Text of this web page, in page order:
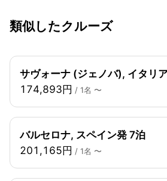
類似したクルーズ
サヴォーナ (ジェノバ), イタリ
174,893円 / 1名 〜
バルセロナ, スペイン発 7泊
201,165円 / 1名 〜